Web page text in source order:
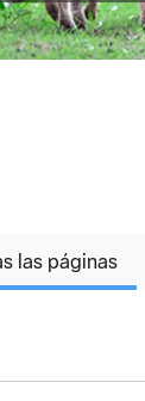
las páginas